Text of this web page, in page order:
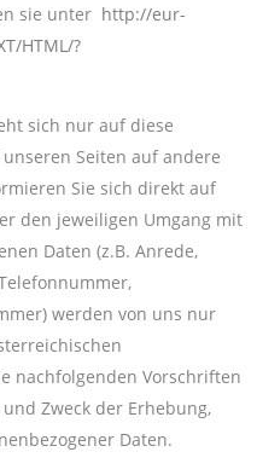
sie unter http://eur-
HTML/?
sich nur auf diese
Seiten auf andere
Sie sich direkt auf
den jeweiligen Umgang mit
Daten (z.B. Anrede,
werden von uns nur
nachfolgenden Vorschriften
Zweck der Erhebung,
Daten.